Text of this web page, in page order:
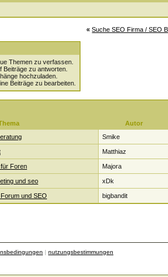
« Suche SEO Firma / SEO
Themen zu verfassen.
Beiträge zu antworten.
hochzuladen.
Beiträge zu bearbeiten.
Autor
Smike
Matthiaz
Foren Majora
und seo xDk
und SEO bigbandit
| nutzungsbestimmungen